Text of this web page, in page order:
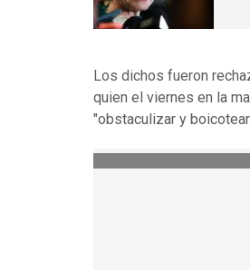
Los dichos fueron
quien el viernes en la
"obstaculizar y